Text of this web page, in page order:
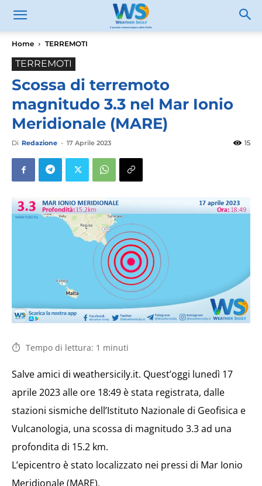
Home TERREMOTI
TERREMOTI
Scossa di terremoto
magnitudo 3.3 nel Mar Ionio
Meridionale (MARE)
Di Redazione - 17 Aprile 2023 15
Tempo di lettura: 1 minuti
Salve amici di weathersicily.it. Quest’oggi lunedì 17
aprile 2023 alle ore 18:49 è stata registrata, dalle
stazioni sismiche dell’Istituto Nazionale di Geofisica e
Vulcanologia, una scossa di magnitudo 3.3 ad una
profondita di 15.2 km.
L’epicentro è stato localizzato nei pressi di Mar Ionio
Meridionale (MARE).